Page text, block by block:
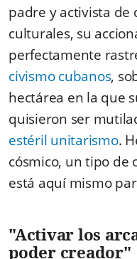
padre y activista de
culturales, su
perfectamente
civismo cubanos,
hectárea en la que
quisieron ser
estéril unitarismo.
cósmico, un tipo
está aquí mismo
"Activar los
poder creador"